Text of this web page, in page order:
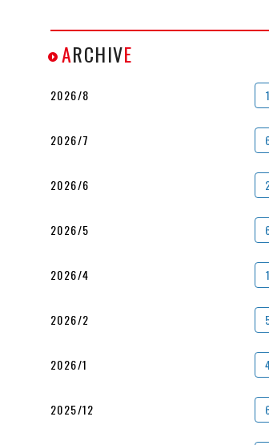
ARCHIVE
2026/8 1
2026/7
2026/6
2026/5
2026/4 1
2026/2
2026/1
2025/12